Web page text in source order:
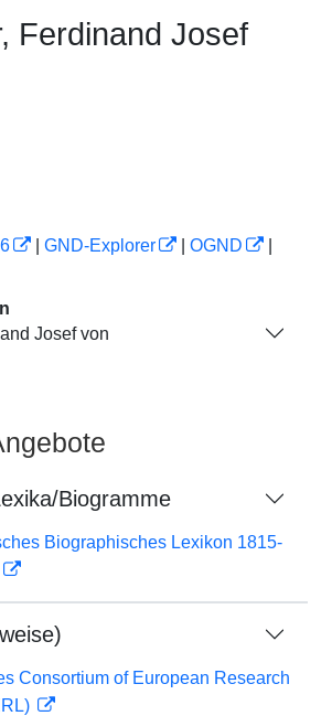
Ferdinand Josef
GND-Explorer OGND
Josef von
Biogramme
Biographisches Lexikon 1815-
Consortium of European Research